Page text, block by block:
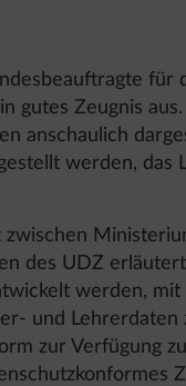
für
gutes Zeugnis
anschaulich
werden, das
des UDZ
werden,
und
zur Verfügung